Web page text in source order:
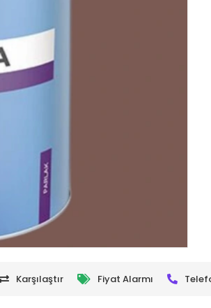
Karşılaştır Fiyat Alarmı